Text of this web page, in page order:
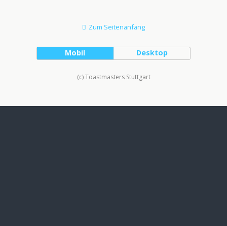
Zum Seitenanfang
Mobil Desktop
(c) Toastmasters Stuttgart